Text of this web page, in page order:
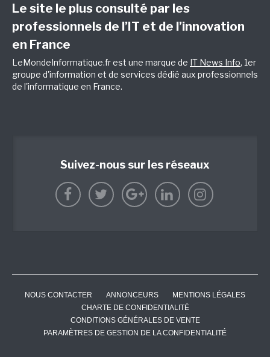
Le site le plus consulté par les
professionnels de l’IT et de l’innovation
en France
LeMondeInformatique.fr est une marque de IT News Info, 1er
groupe d'information et de services dédié aux professionnels
de l'informatique en France.
Suivez-nous sur les réseaux
NOUS CONTACTER ANNONCEURS
MENTIONS LÉGALES
CHARTE DE CONFIDENTIALITÉ
CONDITIONS GÉNÉRALES DE VENTE
PARAMÈTRES DE GESTION DE LA CONFIDENTIALITÉ